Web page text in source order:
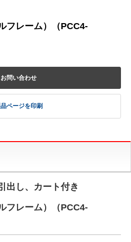
フレーム）（PCC4-
お問い合わせ
ページを印刷
出し、カート付き
フレーム）（PCC4-